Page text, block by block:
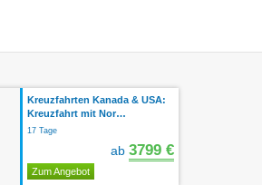
Kreuzfahrten Kanada & USA:
Kreuzfahrt mit Nor…
17 Tage
ab 3799 €
Zum Angebot